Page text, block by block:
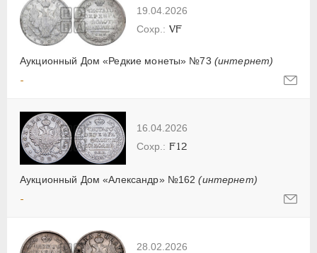
19.04.2026
Аукционный Дом «Редкие монеты» №73 (интернет)
VF
-
16.04.2026
Аукционный Дом «Александр» №162(интернет)
F12
-
28.02.2026